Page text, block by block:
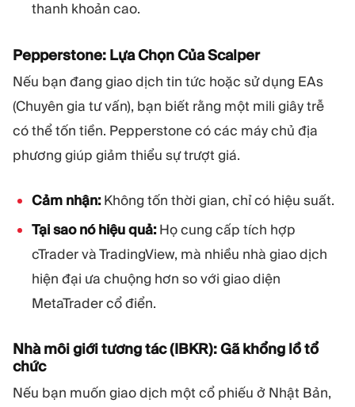
thanh khoản cao.
Pepperstone: Lựa Chọn Của Scalper
Nếu bạn đang giao dịch tin tức hoặc sử dụng EAs
(Chuyên gia tư vấn), bạn biết rằng một mili giây trễ
có thể tốn tiền. Pepperstone có các máy chủ địa
phương giúp giảm thiểu sự trượt giá.
Cảm nhận:Không tốn thời gian, chỉ có hiệu suất.
Tại sao nó hiệu quả:Họ cung cấp tích hợp
cTrader và TradingView, mà nhiều nhà giao dịch
hiện đại ưa chuộng hơn so với giao diện
MetaTrader cổ điển.
Nhà môi giới tương tác (IBKR): Gã khổng lồ tổ
chức
Nếu bạn muốn giao dịch một cổ phiếu ở Nhật Bản,